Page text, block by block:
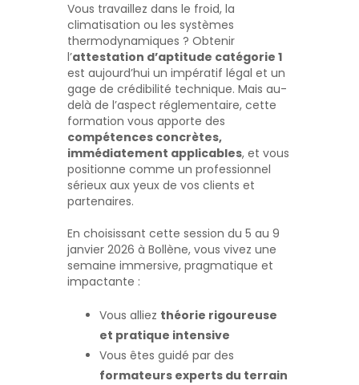
Vous travaillez dans le froid, la
climatisation ou les systèmes
thermodynamiques ? Obtenir
l’attestation d’aptitude catégorie 1
est aujourd’hui un impératif légal et un
gage de crédibilité technique. Mais au-
delà de l’aspect réglementaire, cette
formation vous apporte des
compétences concrètes,
immédiatement applicables, et vous
positionne comme un professionnel
sérieux aux yeux de vos clients et
partenaires.
En choisissant cette session du 5 au 9
janvier 2026 à Bollène, vous vivez une
semaine immersive, pragmatique et
impactante :
Vous alliez théorie rigoureuse
et pratique intensive
Vous êtes guidé par des
formateurs experts du terrain